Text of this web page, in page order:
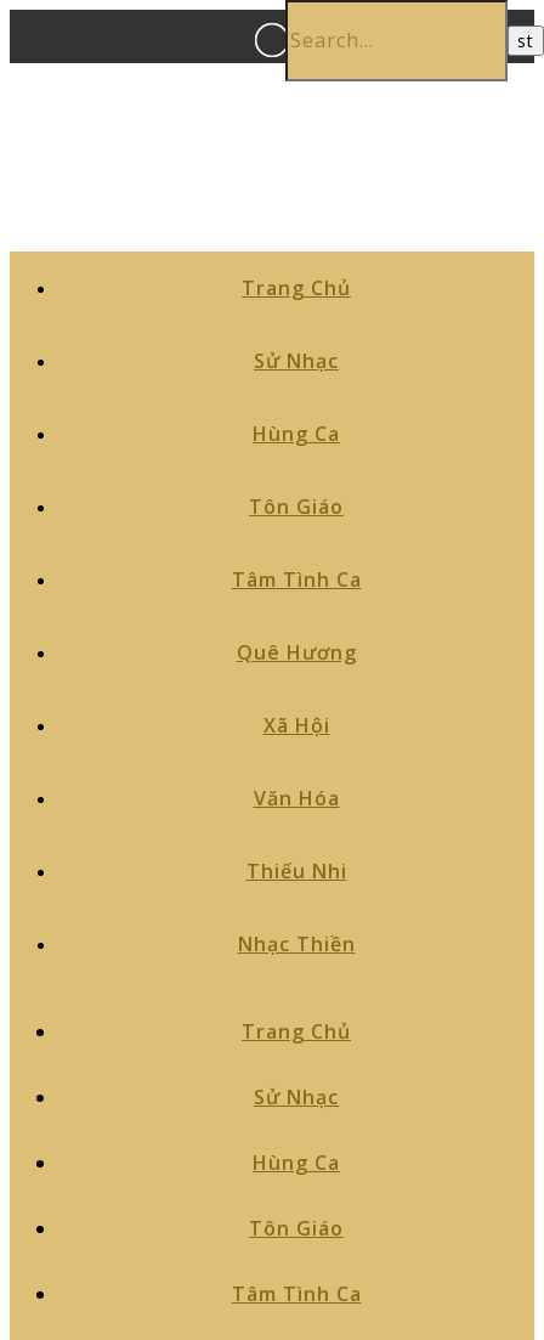
Trang Chủ
Sử Nhạc
Hùng Ca
Tôn Giáo
Tâm Tình Ca
Quê Hương
Xã Hội
Văn Hóa
Thiếu Nhi
Nhạc Thiền
Trang Chủ
Sử Nhạc
Hùng Ca
Tôn Giáo
Tâm Tình Ca